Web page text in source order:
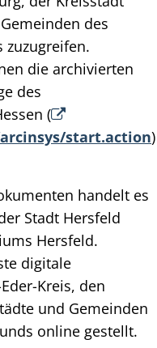
des
zuzugreifen.
die archivierten
des
(
start.action)
handelt es
Stadt Hersfeld
Hersfeld.
digitale
Kreis, den
und Gemeinden
online gestellt.